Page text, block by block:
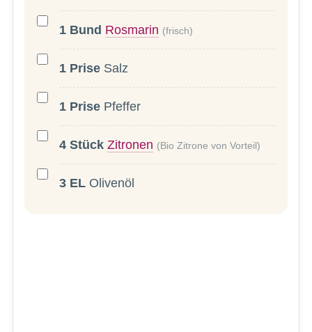
1 Bund Rosmarin (frisch)
1 Prise Salz
1 Prise Pfeffer
4 Stück Zitronen (Bio Zitrone von Vorteil)
3 EL Olivenöl